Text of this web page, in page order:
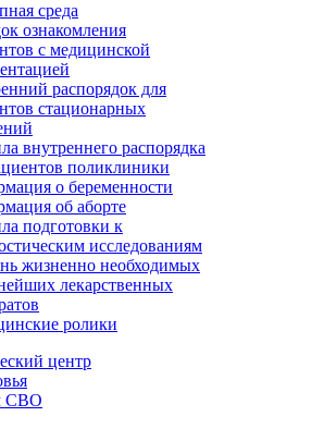
среда
ознакомления
с медицинской
распорядок для
стационарных
внутреннего распорядка
поликлиники
о беременности
об аборте
подготовки к
исследованиям
жизненно необходимых
лекарственных
ролики
центр
СВО